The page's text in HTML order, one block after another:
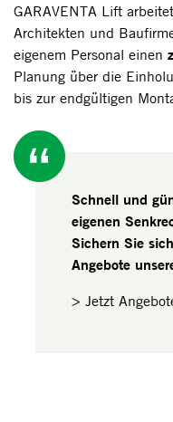
GARAVENTA Lift
Architekten und
eigenem Personal einen
Planung über die
bis zur endgültigen
Schnell und
eigenen
Sichern Sie
Angebote
> Jetzt